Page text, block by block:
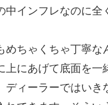
中インフレなのに全
めちゃくちゃ丁寧な
上にあげて底面を
ディーラーではいき